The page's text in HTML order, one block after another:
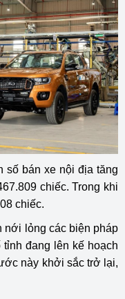
số bán xe nội địa tăng
chiếc. Trong khi
chiếc.
nới lỏng các biện pháp
đang lên kế hoạch
này khởi sắc trở lại,